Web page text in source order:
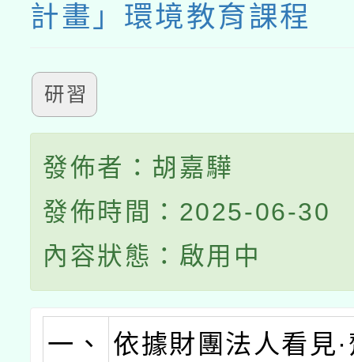
計畫」環境教育課程
研習
發佈者：胡嘉驊
發佈時間：2025-06-30
內容狀態：啟用中
一、 依據財團法人看見